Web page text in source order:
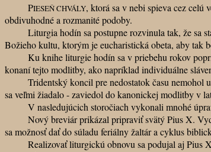
PIESEŇ CHVÁLY, ktorá sa v nebi spieva cez celú
obdivuhodné a rozmanité podoby.
Liturgia hodín sa postupne rozvinula tak, že sa
Božieho kultu, ktorým je eucharistická obeta, aby tak
Ku knihe liturgie hodín sa v priebehu rokov
konaní tejto modlitby, ako napríklad individuálne
Tridentský koncil pre nedostatok času nemohol
sa veľmi žiadalo - zaviedol do kanonickej modlitby v
V nasledujúcich storočiach vykonali mnohé
Nový breviár prikázal pripraviť svätý Pius X. Vydal
sa možnosť dať do súladu feriálny žaltár a cyklus
Realizovať liturgickú obnovu sa podujal aj Pius